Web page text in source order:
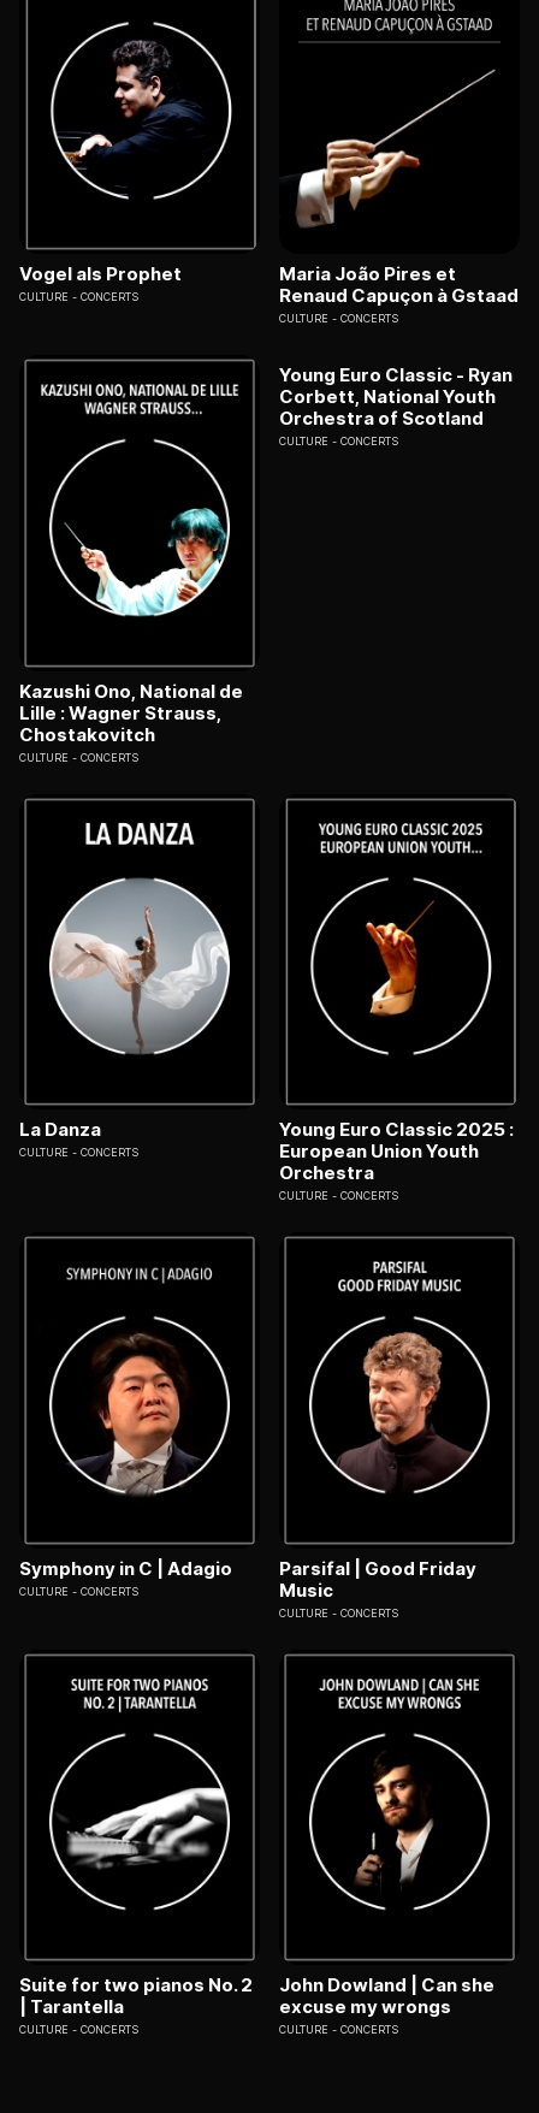
Vogel als Prophet
CULTURE CONCERTS
Maria João Pires et
Renaud Capuçon à Gstaad
CULTURE CONCERTS
Kazushi Ono, National de
Lille : Wagner Strauss,
Chostakovitch
CULTURE CONCERTS
Young Euro Classic - Ryan
Corbett, National Youth
Orchestra of Scotland
CULTURE CONCERTS
La Danza
CULTURE CONCERTS
Young Euro Classic 2025 :
European Union Youth
Orchestra
CULTURE CONCERTS
Symphony in C | Adagio
CULTURE CONCERTS
Parsifal | Good Friday
Music
CULTURE CONCERTS
Suite for two pianos No. 2
| Tarantella
CULTURE CONCERTS
John Dowland | Can she
excuse my wrongs
CULTURE CONCERTS